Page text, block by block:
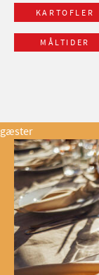
KARTOFLER
MÅLTIDER
gæster